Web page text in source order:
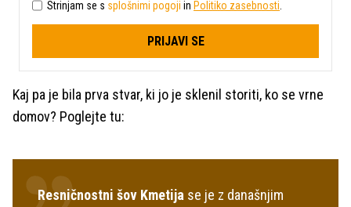
Strinjam se s splošnimi pogoji in Politiko zasebnosti
PRIJAVI SE
Kaj pa je bila prva stvar, ki jo je sklenil storiti, ko se vrne
domov? Poglejte tu:
Resničnostni šov Kmetija se je z današnjim